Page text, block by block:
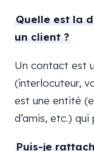
Quelle est la
un client ?
Un contact est
(interlocuteur,
est une entité
d’amis, etc.)
Puis-je